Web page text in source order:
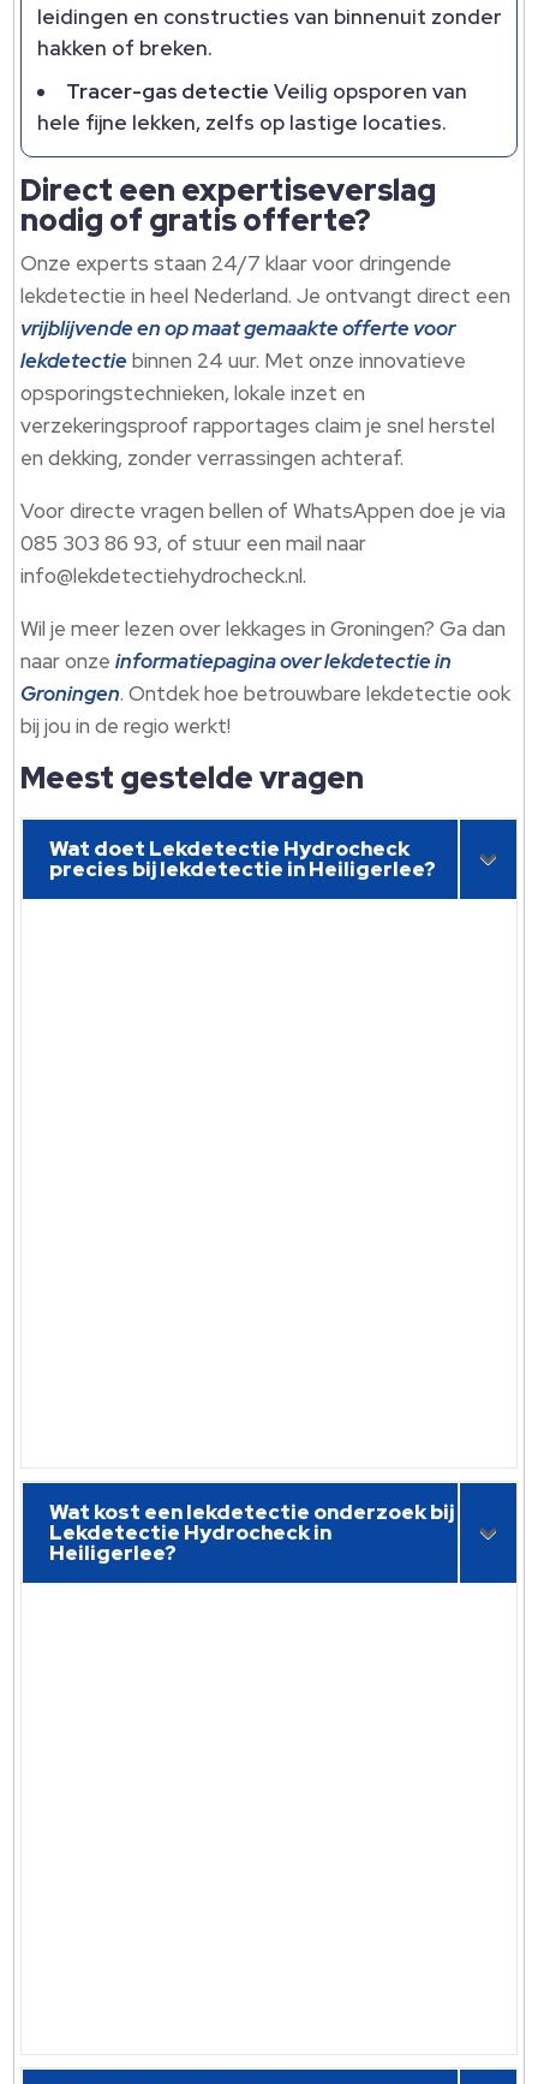
leidingen en constructies van binnenuit zonder
hakken of breken.
Tracer-gas detectie Veilig opsporen van
hele fijne lekken, zelfs op lastige locaties.
Direct een expertiseverslag
nodig of gratis offerte?
Onze experts staan 24/7 klaar voor dringende
lekdetectie in heel Nederland. Je ontvangt direct een
vrijblijvende en op maat gemaakte offerte voor
lekdetectie binnen 24 uur. Met onze innovatieve
opsporingstechnieken, lokale inzet en
verzekeringsproof rapportages claim je snel herstel
en dekking, zonder verrassingen achteraf.
Voor directe vragen bellen of WhatsAppen doe je via
085 303 86 93, of stuur een mail naar
info@lekdetectiehydrocheck.nl.
Wil je meer lezen over lekkages in Groningen? Ga dan
naar onzeinformatiepagina over lekdetectie in
Groningen. Ontdek hoe betrouwbare lekdetectie ook
bij jou in de regio werkt!
Meest gestelde vragen
Wat doet Lekdetectie Hydrocheck
precies bij lekdetectie in Heiligerlee?
Wat kost een lekdetectie onderzoek bij
Lekdetectie Hydrocheck in
Heiligerlee?